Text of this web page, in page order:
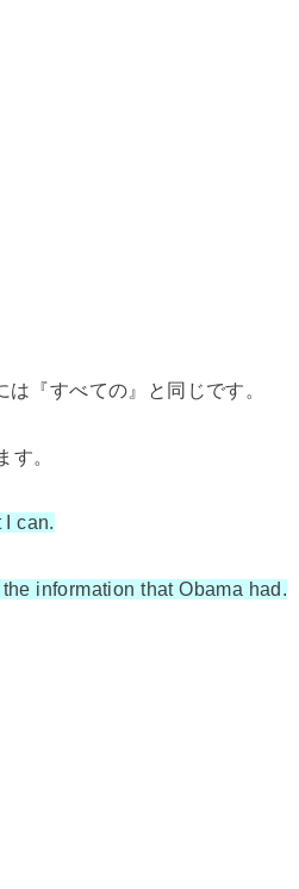
『すべての』と同じです。
す。
can.
information that Obama had.